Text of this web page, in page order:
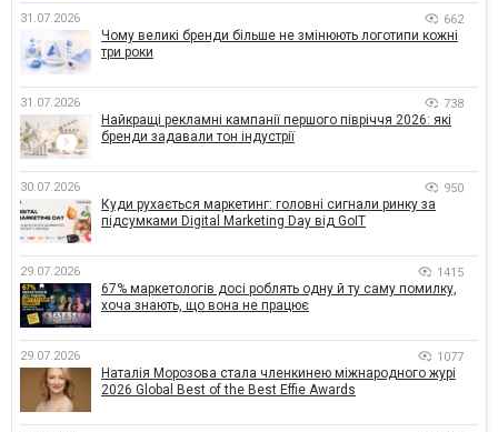
31.07.2026 662
Чому великі бренди більше не змінюють логотипи кожні
три роки
31.07.2026 738
Найкращі рекламні кампанії першого півріччя 2026: які
бренди задавали тон індустрії
30.07.2026 950
Куди рухається маркетинг: головні сигнали ринку за
підсумками Digital Marketing Day від GoIT
29.07.2026 1415
67% маркетологів досі роблять одну й ту саму помилку,
хоча знають, що вона не працює
29.07.2026 1077
Наталія Морозова стала членкинею міжнародного журі
2026 Global Best of the Best Effie Awards